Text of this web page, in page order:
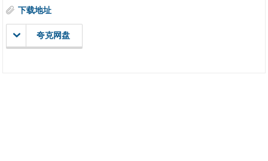
下载地址
夸克网盘